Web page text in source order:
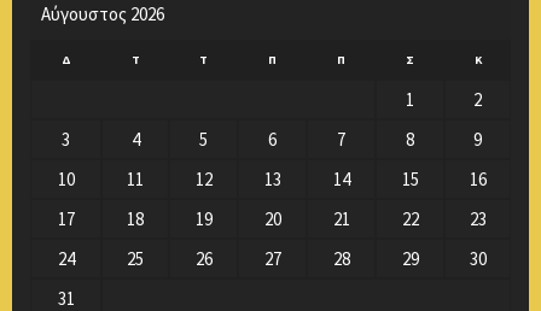
Αύγουστος 2026
Δ Τ Τ Π Π Σ Κ
1
2
3
4 5 6 7 8
9
10
11 12 13 14 15
16
17
18 19 20 21 22
23
24
25 26 27 28 29
30
31